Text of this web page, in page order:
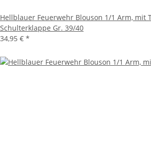
Hellblauer Feuerwehr Blouson 1/1 Arm, mit
Schulterklappe Gr. 39/40
34,95 € *